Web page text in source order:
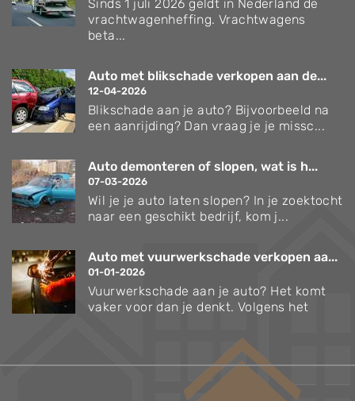
Sinds 1 juli 2026 geldt in Nederland de
vrachtwagenheffing. Vrachtwagens
beta...
Auto met blikschade verkopen aan de...
12-04-2026
Blikschade aan je auto? Bijvoorbeeld na
een aanrijding? Dan vraag je je missc...
Auto demonteren of slopen, wat is h...
07-03-2026
Wil je je auto laten slopen? In je zoektocht
naar een geschikt bedrijf, kom j...
Auto met vuurwerkschade verkopen aa...
01-01-2026
Vuurwerkschade aan je auto? Het komt
vaker voor dan je denkt. Volgens het